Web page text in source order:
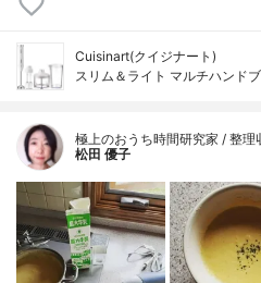
Cuisinart(クイジナート)
スリム＆ライト マルチハンド
極上のおうち時間研究家 / 整
松田 優子